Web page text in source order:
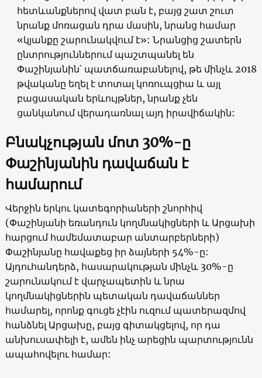
հետևանքներով վատ բան է, բայց շատ շուտ
նրանք մոռացան դրա մասին, նրանց համար
«կյանքը շարունակվում է»: Նրանցից շատերն
ընտրություններում պաշտպանել են
Փաշինյանին՝ պատճառաբանելով, թե մինչև 2018
թվականը եղել է տոտալ կոռուպցիա և այլ
բացասական երևույթներ, նրանք չեն
ցանկանում վերադառնալ այդ իրավիճակին:
Բնակչության մոտ 30%-ը
Փաշինյանին դավաճան է
համարում
Վերջին երկու կատեգորիաների շնորհիվ
(Փաշինյանի եռանդուն կողմնակիցների և Արցախի
հարցում համեմատաբար անտարբերների)
Փաշինյանը հավաքեց իր ձայների 54%-ը:
Այդուհանդերձ, հասարակության մինչև 30%-ը
շարունակում է վարչապետին և նրա
կողմնակիցներին պետական ​​դավաճաններ
համարել, որոնք գուցե չէին ուզում պատերազմով
հանձնել Արցախը, բայց գիտակցելով, որ դա
անխուսափելի է, ամեն ինչ արեցին պարտությունն
ապահովելու համար: